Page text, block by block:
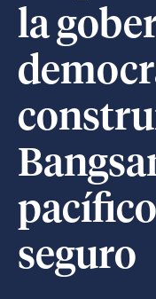
la
seguro